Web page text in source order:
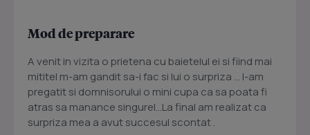
Mod de preparare
A venit in vizita o prietena cu baietelul ei si fiind mai
mititel m-am gandit sa-i fac si lui o surpriza … I-am
pregatit si domnisorului o mini cupa ca sa poata fi
atras sa manance singurel...La final am realizat ca
surpriza mea a avut succesul scontat .